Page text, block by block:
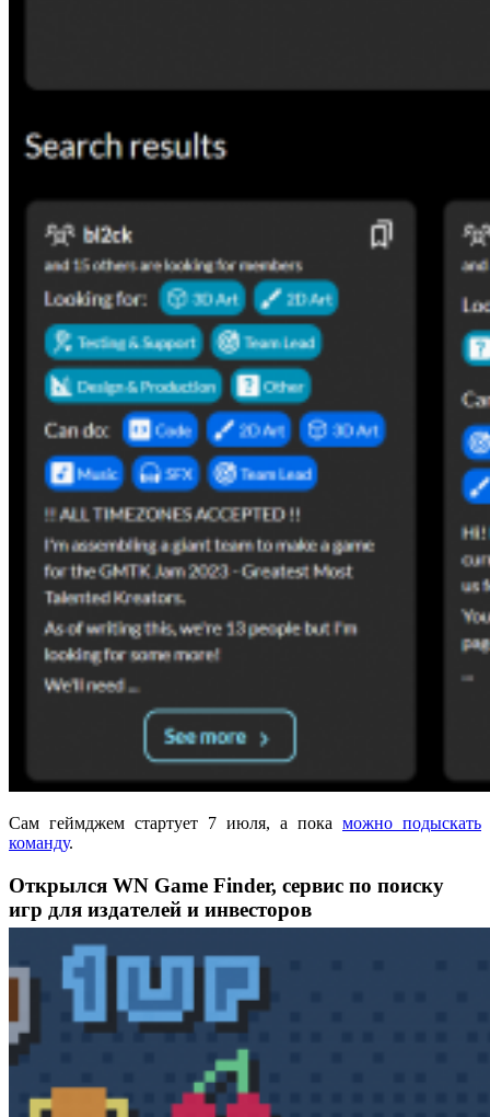
Сам геймджем стартует 7 июля, а пока можно подыскать
команду.
Открылся WN Game Finder, сервис по поиску
игр для издателей и инвесторов